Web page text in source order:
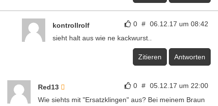
0 # 06.12.17 um 08:42
kontrollrolf
sieht halt aus wie ne kackwurst..
Zitieren Antworten
0 # 05.12.17 um 22:00
Red13
Wie siehts mit "Ersatzklingen" aus? Bei meinem Braun